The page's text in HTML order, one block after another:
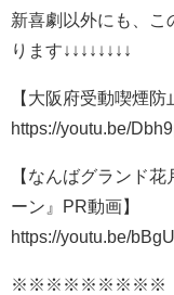
新喜劇以外にも、こ
ります↓↓↓↓↓↓↓↓
【大阪府受動喫煙防
https://youtu.be/
【なんばグランド
ーン』PR動画】
https://youtu.be/
※※※※※※※※※